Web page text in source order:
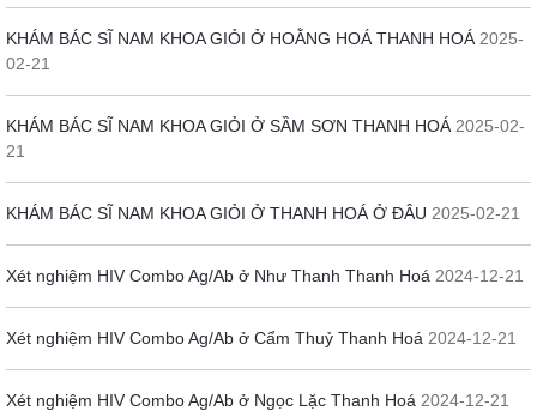
KHÁM BÁC SĨ NAM KHOA GIỎI Ở HOẰNG HOÁ THANH HOÁ 2025-
02-21
KHÁM BÁC SĨ NAM KHOA GIỎI Ở SẦM SƠN THANH HOÁ 2025-02-
21
KHÁM BÁC SĨ NAM KHOA GIỎI Ở THANH HOÁ Ở ĐÂU 2025-02-21
Xét nghiệm HIV Combo Ag/Ab ở Như Thanh Thanh Hoá 2024-12-21
Xét nghiệm HIV Combo Ag/Ab ở Cẩm Thuỷ Thanh Hoá 2024-12-21
Xét nghiệm HIV Combo Ag/Ab ở Ngọc Lặc Thanh Hoá 2024-12-21